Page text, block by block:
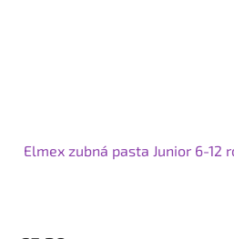
Elmex zubná pasta Junior 6-12